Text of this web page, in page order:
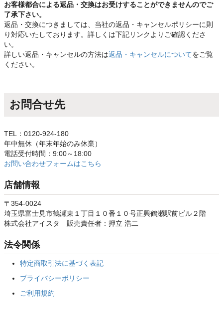
お客様都合による返品・交換はお受けすることができませんのでご
了承下さい。
返品・交換につきましては、当社の返品・キャンセルポリシーに則
り対応いたしております。詳しくは下記リンクよりご確認くださ
い。
詳しい返品・キャンセルの方法は返品・キャンセルについてをご覧
ください。
お問合せ先
TEL：0120-924-180
年中無休（年末年始のみ休業）
電話受付時間：9:00～18:00
お問い合わせフォームはこちら
店舗情報
〒354-0024
埼玉県富士見市鶴瀬東１丁目１０番１０号正興鶴瀬駅前ビル２階
株式会社アイスタ 販売責任者：押立 浩二
法令関係
特定商取引法に基づく表記
プライバシーポリシー
ご利用規約